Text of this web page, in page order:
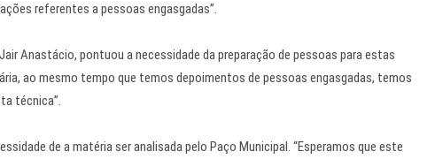
referentes a pessoas engasgadas”.
Anastácio, pontuou a necessidade da preparação de pessoas para estas
ao mesmo tempo que temos depoimentos de pessoas engasgadas, temos
técnica”.
de a matéria ser analisada pelo Paço Municipal. “Esperamos que este